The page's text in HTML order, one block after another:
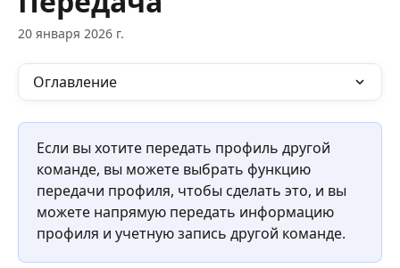
20 января 2026 г.
Оглавление
Если вы хотите передать профиль другой
команде, вы можете выбрать функцию
передачи профиля, чтобы сделать это, и вы
можете напрямую передать информацию
профиля и учетную запись другой команде.